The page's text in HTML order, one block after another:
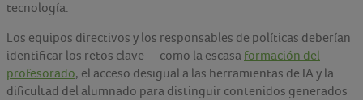
tecnología.
Los equipos directivos y los responsables de políticas deberían
identificar los retos clave —como la escasa formación del
profesorado, el acceso desigual a las herramientas de IA y la
dificultad del alumnado para distinguir contenidos generados